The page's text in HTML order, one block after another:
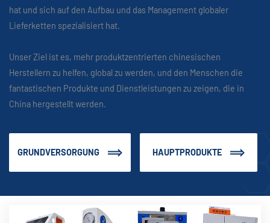
hat und sich auf den Aufbau und das Management globaler
Lieferketten spezialisiert hat.
Unser Ziel ist es, mehr produktzentrierten chinesischen
Herstellern zu helfen, global zu werden, und den Menschen die
fantastischen Produkte und Dienstleistungen zu zeigen, die in
China hergestellt werden.
GRUNDVERSORGUNG HAUPTPRODUKTE